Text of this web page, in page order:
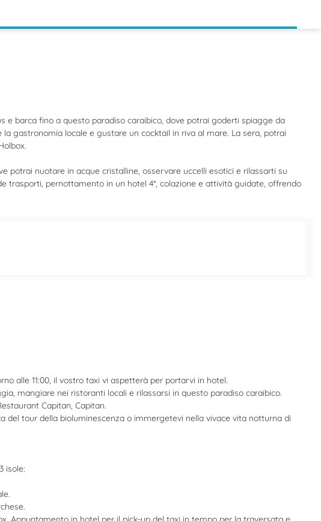
e barca fino a questo paradiso caraibico, dove potrai goderti spiagge da
gastronomia locale e gustare un cocktail in riva al mare. La sera, potrai
potrai nuotare in acque cristalline, osservare uccelli esotici e rilassarti su
trasporti, pernottamento in un hotel 4*, colazione e attività guidate, offrendo
alle 11:00, il vostro taxi vi aspetterà per portarvi in hotel.
mangiare nei ristoranti locali e rilassarsi in questo paradiso caraibico.
Capitan, Capitan.
del tour della bioluminescenza o immergetevi nella vivace vita notturna di
isole: